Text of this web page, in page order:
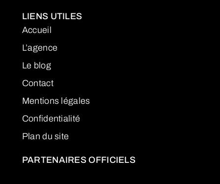
LIENS UTILES
Accueil
L’agence
Le blog
Contact
Mentions légales
Confidentialité
Plan du site
PARTENAIRES OFFICIELS